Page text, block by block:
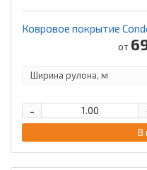
Ковровое покрытие
от
-
В